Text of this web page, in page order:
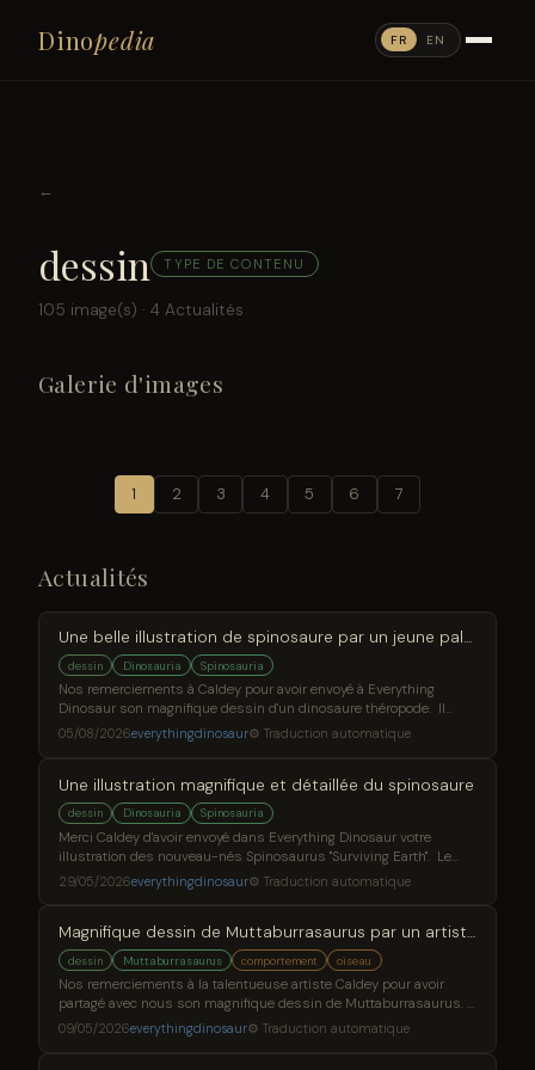
Dinopedia FR EN
←
dessin TYPE DE CONTENU
105 image(s) · 4 Actualités
Galerie d'images
1 2 3 4 5 6 7
Actualités
Une belle illustration de spinosaure par un jeune paléoartiste
dessin Dinosauria Spinosauria
Nos remerciements à Caldey pour avoir envoyé à Everything
Dinosaur son magnifique dessin d'un dinosaure théropode. Il
s'agit du Spinosaurus mirabilis récemment décrit et ce dinosaure
coloré traverse prudemment un lac gelé. Il s’agit d’une illustration
attentivement la surface gelée, peut-être a-t-il
05/08/2026everythingdinosaur⚙ Traduction automatique
Une illustration magnifique et détaillée du spinosaure
dessin Dinosauria Spinosauria
Merci Caldey d'avoir envoyé dans Everything Dinosaur votre
illustration des nouveau-nés Spinosaurus "Surviving Earth". Le
célèbre paléoartiste Gabriel Ugueto a réalisé le concept art de cette
nouvelle série télévisée en huit épisodes. Nous avons eu la
notamment les dessins de Spinosaurus. Le dessin de Caldey
recrée fidèlement la scène mettant en scène le
29/05/2026everythingdinosaur⚙ Traduction automatique
Magnifique dessin de Muttaburrasaurus par un artiste talentueux
dessin Muttaburrasaurus comportement oiseau
Nos remerciements à la talentueuse artiste Caldey pour avoir
partagé avec nous son magnifique dessin de Muttaburrasaurus.
Le couple Muttaburrasaurus se frotte doucement la tête. Un tel
comportement est observé chez les oiseaux vivants. Ce
09/05/2026everythingdinosaur⚙ Traduction automatique